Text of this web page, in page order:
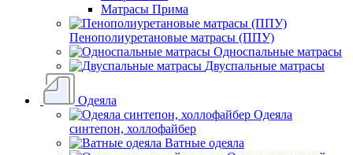
Матрасы Прима
Пенополиуретановые матрасы (ППУ)
Односпальные матрасы
Двуспальные матрасы
Одеяла
Одеяла
синтепон, холлофайбер
Ватные одеяла